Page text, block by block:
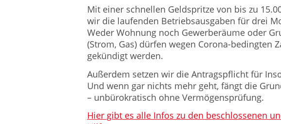
Mit einer schnellen Geldspritze von bis zu
wir die laufenden Betriebsausgaben für drei
Weder Wohnung noch Gewerberäume oder
(Strom, Gas) dürfen wegen Corona-bedingten
gekündigt werden.
Außerdem setzen wir die Antragspflicht für
Und wenn gar nichts mehr geht, fängt die
– unbürokratisch ohne Vermögensprüfung.
Hier gibt es alle Infos zu den beschlossenen